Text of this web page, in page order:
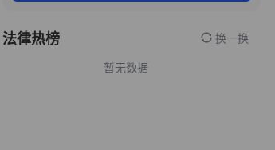
法律热榜 换一换
暂无数据